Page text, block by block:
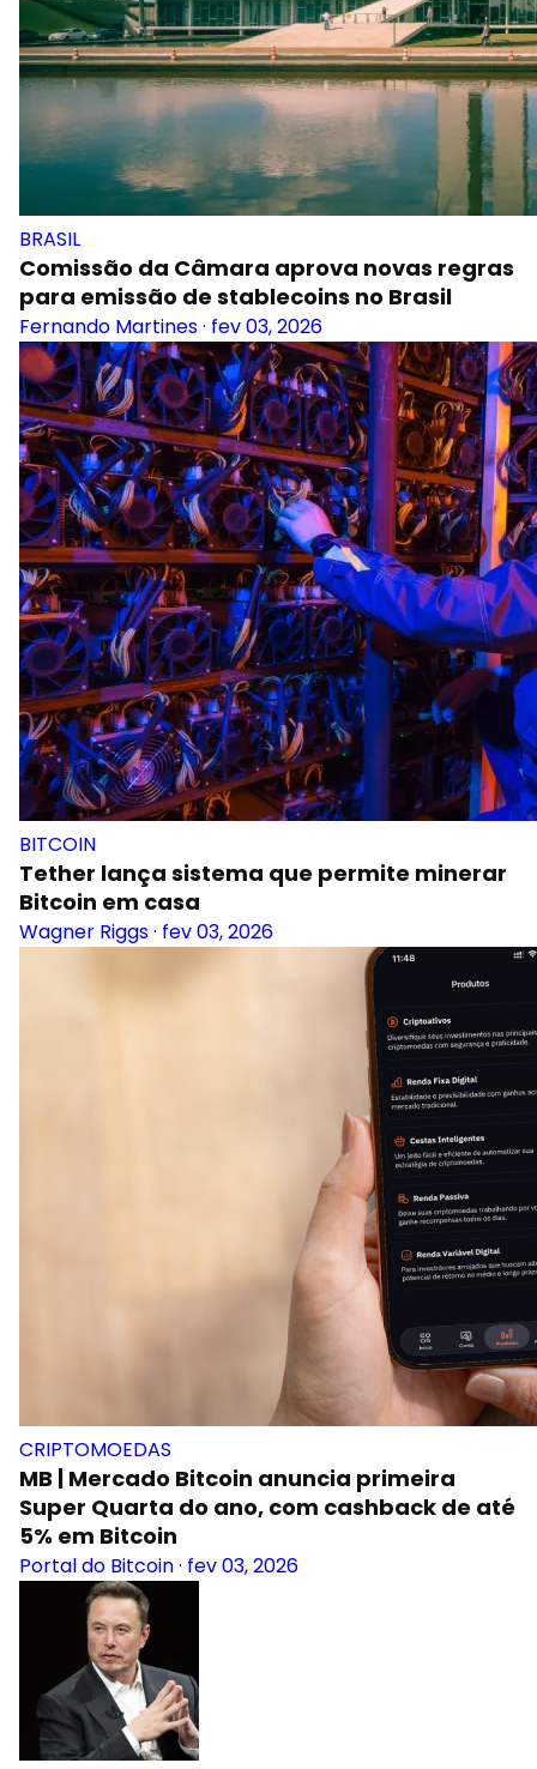
BRASIL
Comissão da Câmara aprova novas regras
para emissão de stablecoins no Brasil
Fernando Martines· fev 03, 2026
BITCOIN
Tether lança sistema que permite minerar
Bitcoin em casa
Wagner Riggs· fev 03, 2026
CRIPTOMOEDAS
MB | Mercado Bitcoin anuncia primeira
Super Quarta do ano, com cashback de até
5% em Bitcoin
Portal do Bitcoin· fev 03, 2026